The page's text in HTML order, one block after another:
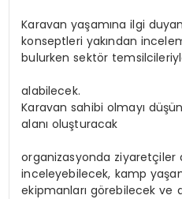
Karavan yaşamına ilgi
konseptleri yakından
bulurken sektör
alabilecek.
Karavan sahibi olmayı
alanı oluşturacak
organizasyonda ziyaretçiler
inceleyebilecek, kamp
ekipmanları görebilecek ve